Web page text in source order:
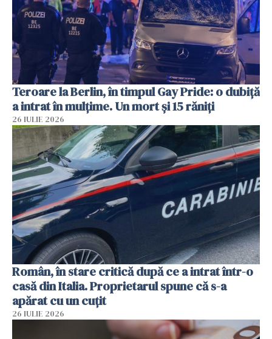
Teroare la Berlin, în timpul Gay Pride: o dubiță
a intrat în mulțime. Un mort și 15 răniți
26 IULIE 2026
Român, în stare critică după ce a intrat într-o
casă din Italia. Proprietarul spune că s-a
apărat cu un cuțit
26 IULIE 2026